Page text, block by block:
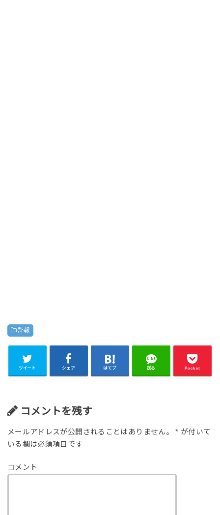
訃報
ツイート シェア はてブ 送る Pocket
コメントを残す
メールアドレスが公開されることはありません。 * が付いて
いる欄は必須項目です
コメント